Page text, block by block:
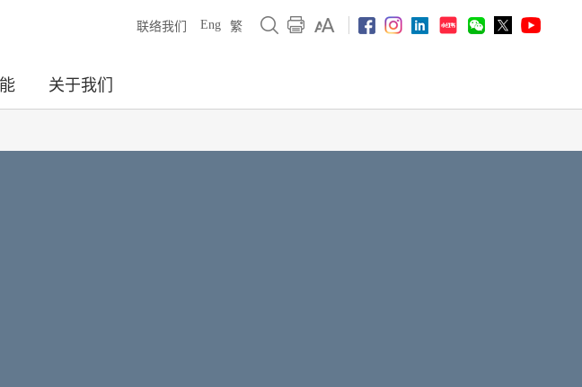
联络我们 Eng 繁
关于我们